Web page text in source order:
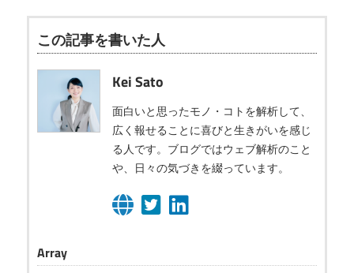
この記事を書いた人
Kei Sato
面白いと思ったモノ・コトを解析して、
広く報せることに喜びと生きがいを感じ
る人です。ブログではウェブ解析のこと
や、日々の気づきを綴っています。
Array